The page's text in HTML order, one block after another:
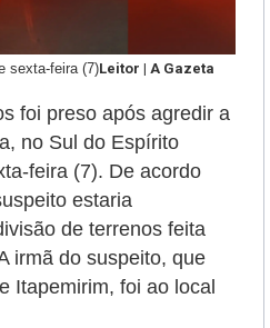
sexta-feira (7)Leitor | A Gazeta
foi preso após agredir a
no Sul do Espírito
feira (7). De acordo
estaria
de terrenos feita
irmã do suspeito, que
Itapemirim, foi ao local